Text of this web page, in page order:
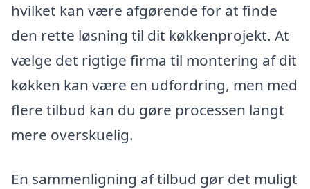
hvilket kan være afgørende for at finde
den rette løsning til dit køkkenprojekt. At
vælge det rigtige firma til montering af dit
køkken kan være en udfordring, men med
flere tilbud kan du gøre processen langt
mere overskuelig.
En sammenligning af tilbud gør det muligt